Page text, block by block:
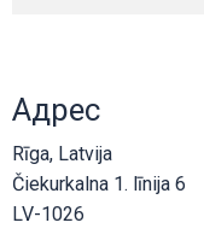
Адрес
Rīga, Latvija
Čiekurkalna 1. līnija 6
LV-1026